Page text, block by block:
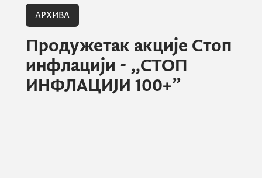
АРХИВА
Продужетак акције Стоп
инфлацији - ,,СТОП
ИНФЛАЦИЈИ 100+”